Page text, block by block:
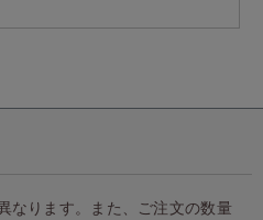
なります。また、ご注文の数量